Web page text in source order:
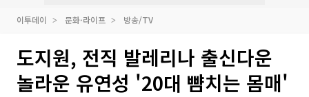
이투데이 문화·라이프 방송/TV
도지원, 전직 발레리나 출신다운
놀라운 유연성 '20대 뺨치는 몸매'